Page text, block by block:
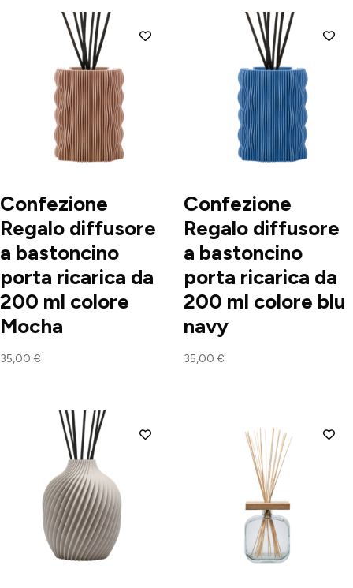
Confezione
Regalo diffusore
a bastoncino
porta ricarica da
200 ml colore
Mocha
35,00 €
Confezione
Regalo diffusore
a bastoncino
porta ricarica da
200 ml colore blu
navy
35,00 €